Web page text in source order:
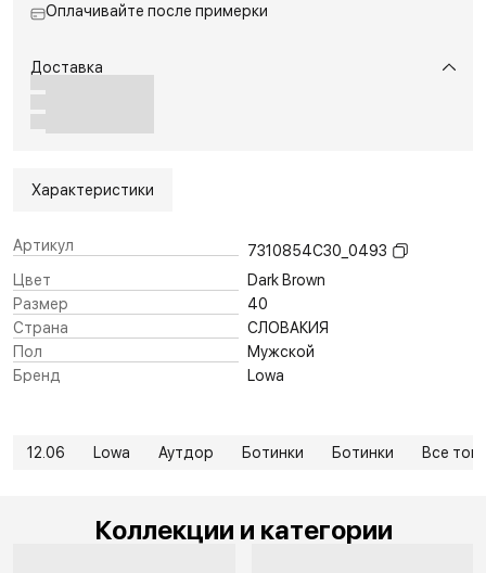
Оплачивайте после примерки
Доставка
Характеристики
Артикул
7310854C30_0493
Цвет
Dark Brown
Размер
40
Страна
СЛОВАКИЯ
Пол
Мужской
Бренд
Lowa
12.06 Lowa Аутдор Ботинки Ботинки Все
Коллекции и категории